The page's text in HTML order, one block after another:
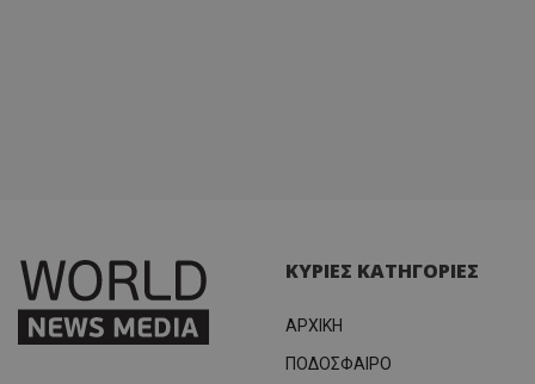
ΚΥΡΙΕΣ ΚΑΤΗΓΟΡΙΕΣ
ΑΡΧΙΚΗ
ΠΟΔΟΣΦΑΙΡΟ